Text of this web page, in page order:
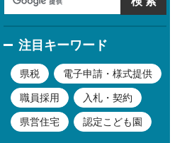
注目キーワード
県税 電子申請・様式提供
職員採用 入札・契約
県営住宅 認定こども園